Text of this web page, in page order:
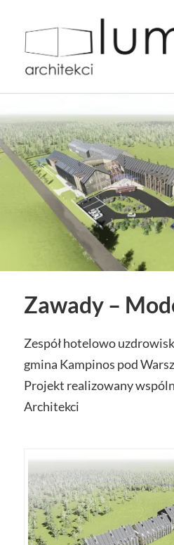
Zawady –
Zespół hotelowo
gmina Kampinos pod
Projekt realizowany
Architekci